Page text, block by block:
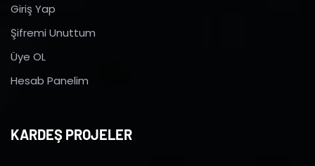
Giriş Yap
Şifremi Unuttum
Üye OL
Hesab Panelim
KARDEŞ PROJELER